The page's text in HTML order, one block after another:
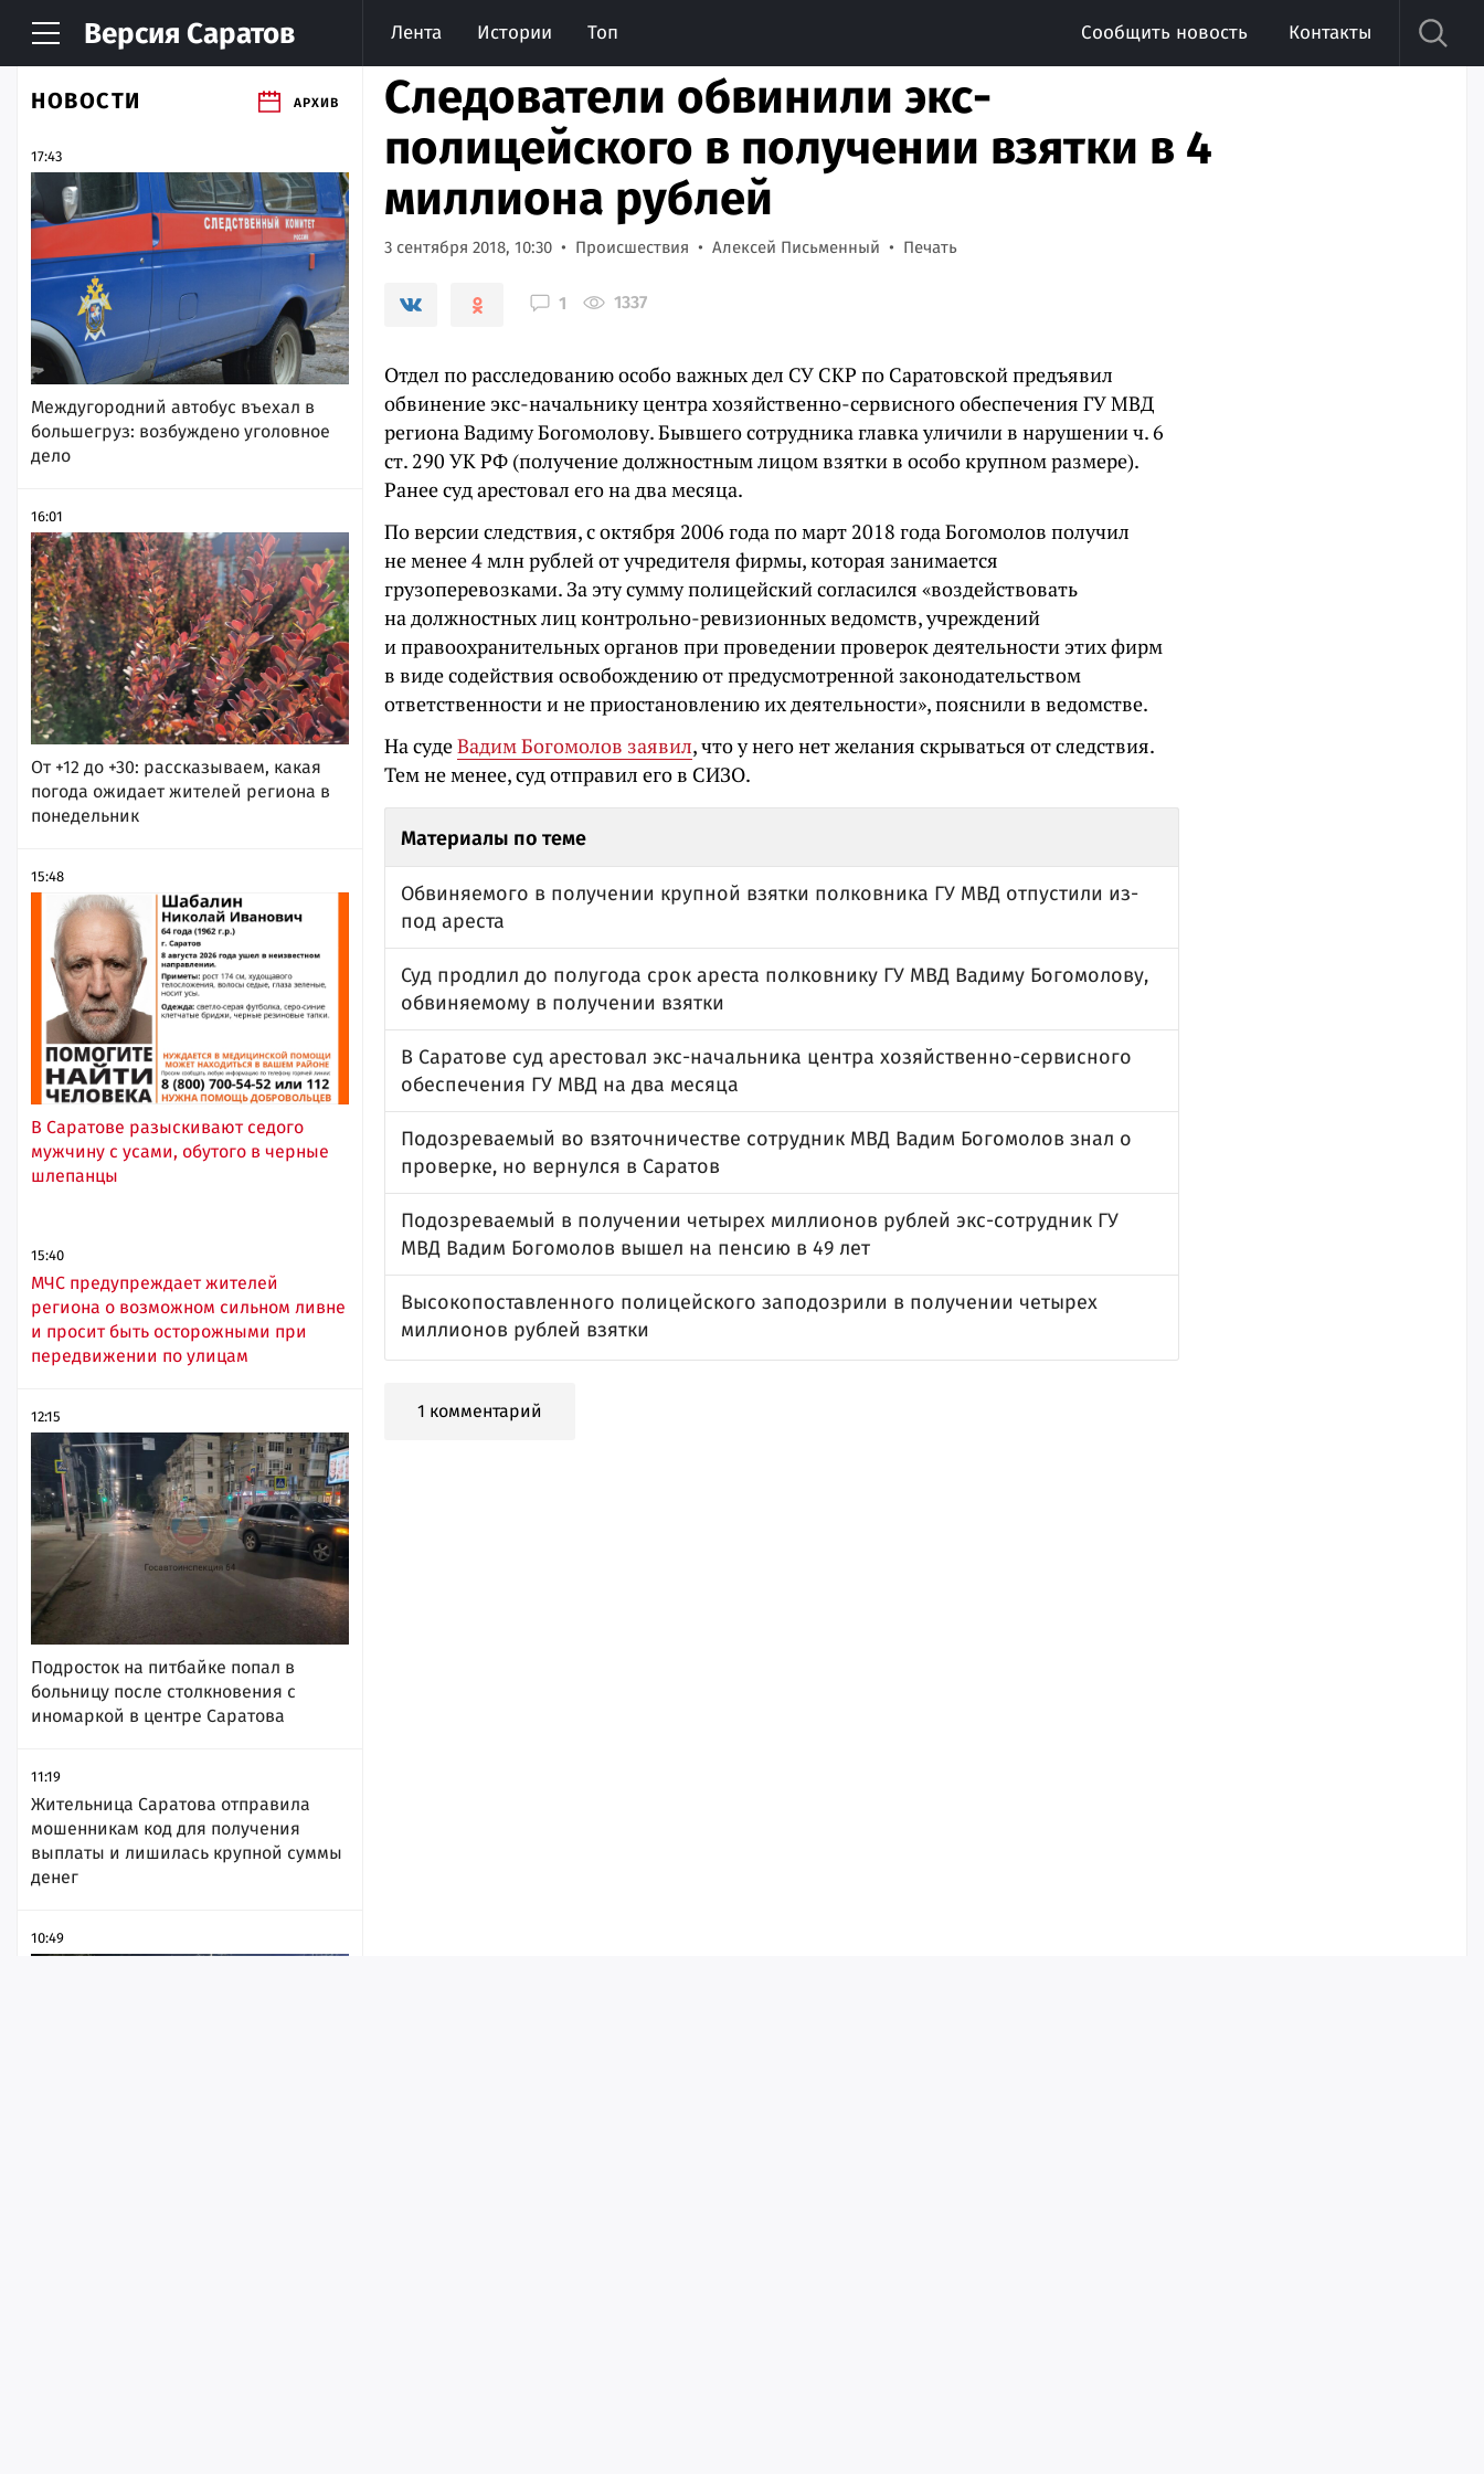
Версия Саратов Лента Истории Топ Сообщить новость Контакты
НОВОСТИ АРХИВ
17:43
Междугородний автобус въехал в
большегруз: возбуждено уголовное
дело
16:01
От +12 до +30: рассказываем, какая
погода ожидает жителей региона в
понедельник
15:48
В Саратове разыскивают седого
мужчину с усами, обутого в черные
шлепанцы
15:40
МЧС предупреждает жителей
региона о возможном сильном ливне
и просит быть осторожными при
передвижении по улицам
12:15
Подросток на питбайке попал в
больницу после столкновения с
иномаркой в центре Саратова
11:19
Жительница Саратова отправила
мошенникам код для получения
выплаты и лишилась крупной суммы
денег
10:49
Следователи обвинили экс-
полицейского в получении взятки в 4
миллиона рублей
3 сентября 2018, 10:30 Происшествия Алексей Письменный Печать
1 1337
Отдел по расследованию особо важных дел СУ СКР по Саратовской предъявил
обвинение экс-начальнику центра хозяйственно-сервисного обеспечения ГУ МВД
региона Вадиму Богомолову. Бывшего сотрудника главка уличили в нарушении ч. 6
ст. 290 УК РФ (получение должностным лицом взятки в особо крупном размере).
Ранее суд арестовал его на два месяца.
По версии следствия, с октября 2006 года по март 2018 года Богомолов получил
не менее 4 млн рублей от учредителя фирмы, которая занимается
грузоперевозками. За эту сумму полицейский согласился «воздействовать
на должностных лиц контрольно-ревизионных ведомств, учреждений
и правоохранительных органов при проведении проверок деятельности этих фирм
в виде содействия освобождению от предусмотренной законодательством
ответственности и не приостановлению их деятельности», пояснили в ведомстве.
На судеВадим Богомолов заявил, что у него нет желания скрываться от следствия.
Тем не менее, суд отправил его в СИЗО.
Материалы по теме
Обвиняемого в получении крупной взятки полковника ГУ МВД отпустили из-
под ареста
Суд продлил до полугода срок ареста полковнику ГУ МВД Вадиму Богомолову,
обвиняемому в получении взятки
В Саратове суд арестовал экс-начальника центра хозяйственно-сервисного
обеспечения ГУ МВД на два месяца
Подозреваемый во взяточничестве сотрудник МВД Вадим Богомолов знал о
проверке, но вернулся в Саратов
Подозреваемый в получении четырех миллионов рублей экс-сотрудник ГУ
МВД Вадим Богомолов вышел на пенсию в 49 лет
Высокопоставленного полицейского заподозрили в получении четырех
миллионов рублей взятки
1 комментарий